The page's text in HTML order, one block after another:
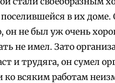
в их доме.
он не был уж очень
не имел. Зато
и трудяга, он сумел
ко всяким работам